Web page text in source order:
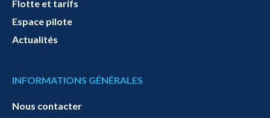
Flotte et tarifs
Espace pilote
Actualités
INFORMATIONS GÉNÉRALES
Nous contacter